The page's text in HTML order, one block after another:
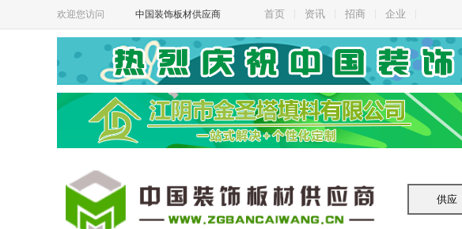
欢迎您访问 中国装饰板材供应商 首页 资讯 招商 企业